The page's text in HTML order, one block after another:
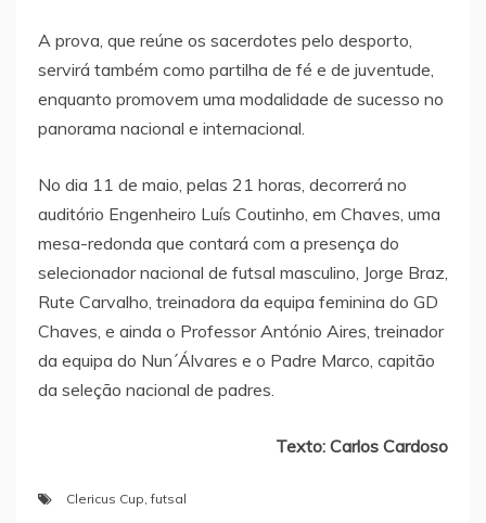
A prova, que reúne os sacerdotes pelo desporto,
servirá também como partilha de fé e de juventude,
enquanto promovem uma modalidade de sucesso no
panorama nacional e internacional.
No dia 11 de maio, pelas 21 horas, decorrerá no
auditório Engenheiro Luís Coutinho, em Chaves, uma
mesa-redonda que contará com a presença do
selecionador nacional de futsal masculino, Jorge Braz,
Rute Carvalho, treinadora da equipa feminina do GD
Chaves, e ainda o Professor António Aires, treinador
da equipa do Nun´Álvares e o Padre Marco, capitão
da seleção nacional de padres.
Texto: Carlos Cardoso
Clericus Cup ,futsal